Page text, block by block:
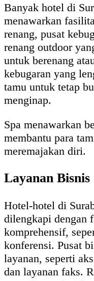
Banyak hotel di
menawarkan
renang, pusat
renang outdoor
untuk berenang
kebugaran yang
tamu untuk tetap
menginap.
Spa menawarkan
membantu para
meremajakan diri.
Layanan Bisnis
Hotel-hotel di
dilengkapi dengan
komprehensif,
konferensi. Pusat
layanan, seperti
dan layanan faks.